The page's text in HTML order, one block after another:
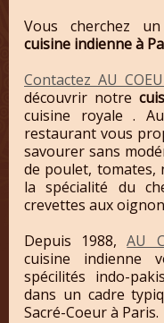
Vous cherchez
cuisine indienne à
Contactez AU
découvrir notre
cuisine royale .
restaurant vous
savourer sans
de poulet, tomates,
la spécialité du
crevettes aux
Depuis 1988,AU
cuisine indienne
spécilités indo-
dans un cadre
Sacré-Coeur à Paris.